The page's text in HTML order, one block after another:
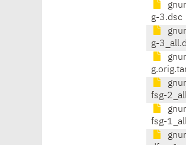
g-3.dsc
g-
fsg-
fsg-